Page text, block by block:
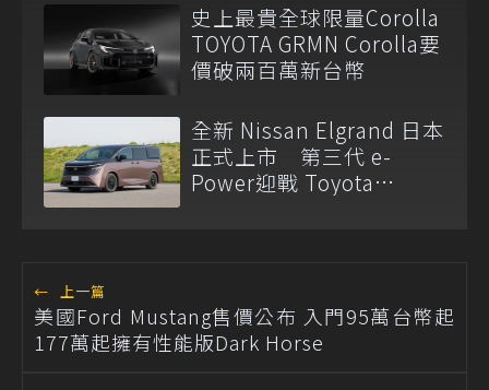
史上最貴全球限量Corolla
TOYOTA GRMN Corolla要
價破兩百萬新台幣
全新 Nissan Elgrand 日本
正式上市 第三代 e-
Power迎戰 Toyota
← 上一篇
美國Ford Mustang售價公布 入門95萬台幣起
177萬起擁有性能版Dark Horse